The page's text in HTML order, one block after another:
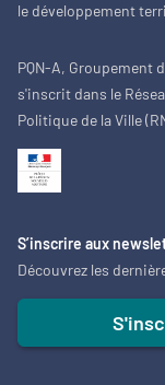
le développement
PQN-A, Groupement
s'inscrit dans le
Politique de la Ville
S’inscrire aux
Découvrez les